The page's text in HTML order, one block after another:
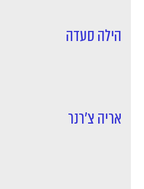
הילה סעדה
אריה צ'רנר